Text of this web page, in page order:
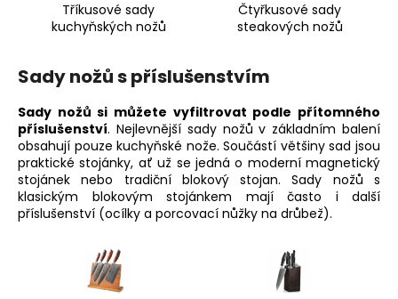
Tříkusové sady
kuchyňských nožů
Čtyřkusové sady
steakových nožů
Sady nožů s příslušenstvím
Sady nožů si můžete vyfiltrovat podle přítomného
příslušenství. Nejlevnější sady nožů v základním balení
obsahují pouze kuchyňské nože. Součástí většiny sad jsou
praktické stojánky, ať už se jedná o moderní magnetický
stojánek nebo tradiční blokový stojan. Sady nožů s
klasickým blokovým stojánkem mají často i další
příslušenství (ocílky a porcovací nůžky na drůbež).
o
r
u
č
u
j
e
m
e